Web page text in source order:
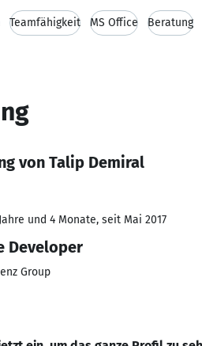
Teamfähigkeit MS Office Beratung
von Talip Demiral
und 4 Monate, seit Mai 2017
Developer
Group